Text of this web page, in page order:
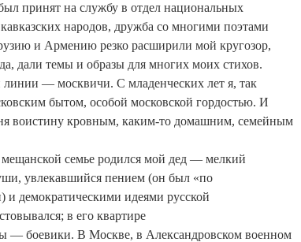
принят на службу в отдел национальных
народов, дружба со многими поэтами
и Армению резко расширили мой кругозор,
дали темы и образы для многих моих стихов.
— москвичи. С младенческих лет я, так
бытом, особой московской гордостью. И
воистину кровным, каким-то домашним, семейным
семье родился мой дед — мелкий
увлекавшийся пением (он был «по
и демократическими идеями русской
в его квартире
— боевики. В Москве, в Александровском военном